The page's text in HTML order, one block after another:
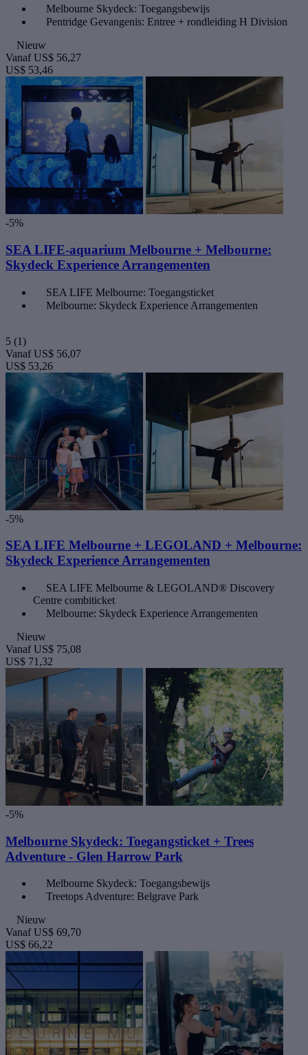
Melbourne Skydeck: Toegangsbewijs
Pentridge Gevangenis: Entree + rondleiding H Division
Nieuw
Vanaf US$ 56,27
US$ 53,46
-5%
SEA LIFE-aquarium Melbourne + Melbourne:
Skydeck Experience Arrangementen
SEA LIFE Melbourne: Toegangsticket
Melbourne: Skydeck Experience Arrangementen
5 (1)
Vanaf US$ 56,07
US$ 53,26
-5%
SEA LIFE Melbourne + LEGOLAND + Melbourne:
Skydeck Experience Arrangementen
SEA LIFE Melbourne & LEGOLAND® Discovery
Centre combiticket
Melbourne: Skydeck Experience Arrangementen
Nieuw
Vanaf US$ 75,08
US$ 71,32
-5%
Melbourne Skydeck: Toegangsticket + Trees
Adventure - Glen Harrow Park
Melbourne Skydeck: Toegangsbewijs
Treetops Adventure: Belgrave Park
Nieuw
Vanaf US$ 69,70
US$ 66,22